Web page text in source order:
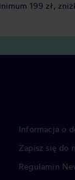
199 zł,
Informacja o
Zapisz się do
Regulamin